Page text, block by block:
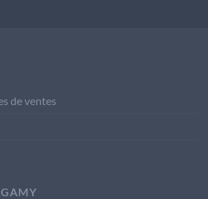
de ventes